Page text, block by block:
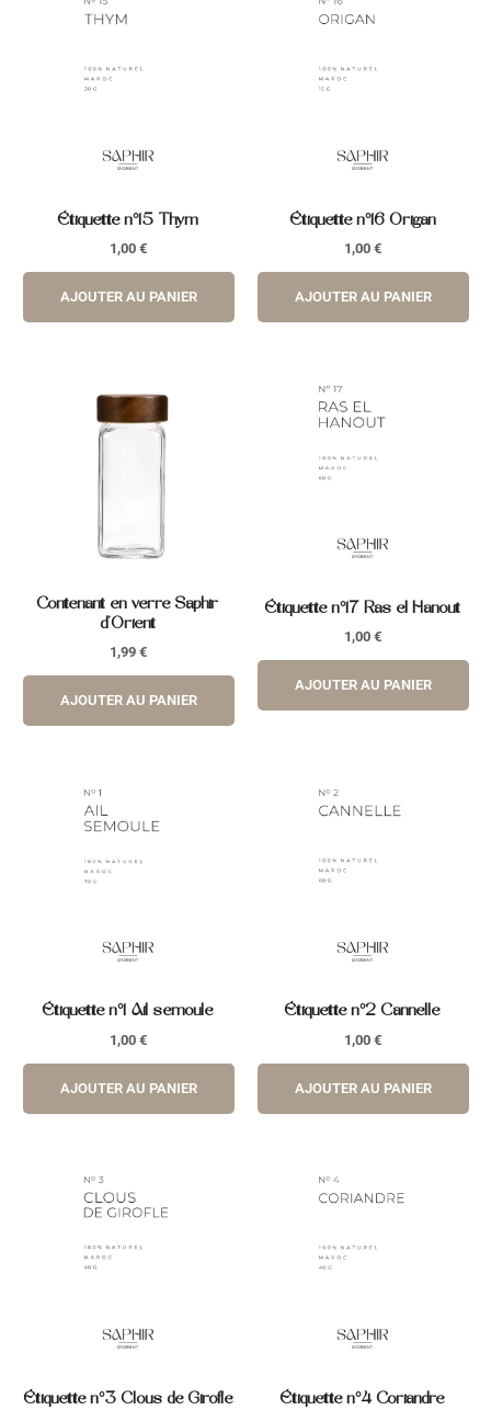
Étiquette n°15 Thym
1,00 €
AJOUTER AU PANIER
Étiquette n°16 Origan
1,00 €
AJOUTER AU PANIER
Contenant en verre Saphir
d’Orient
1,99 €
AJOUTER AU PANIER
Étiquette n°17 Ras el Hanout
1,00 €
AJOUTER AU PANIER
Étiquette n°1 Ail semoule
1,00 €
AJOUTER AU PANIER
Étiquette n°2 Cannelle
1,00 €
AJOUTER AU PANIER
Étiquette n°3 Clous de Girofle
Étiquette n°4 Coriandre